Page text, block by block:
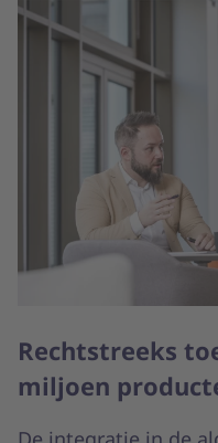
Rechtstreeks
miljoen